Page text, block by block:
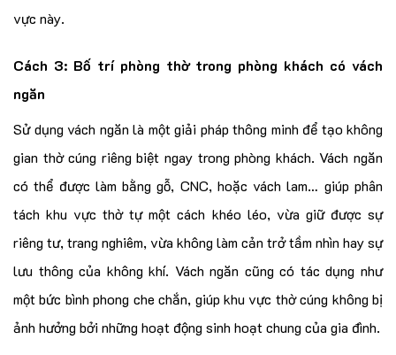
vực này.
Cách 3: Bố trí phòng thờ trong phòng khách có vách
ngăn
Sử dụng vách ngăn là một giải pháp thông minh để tạo không
gian thờ cúng riêng biệt ngay trong phòng khách. Vách ngăn
có thể được làm bằng gỗ, CNC, hoặc vách lam… giúp phân
tách khu vực thờ tự một cách khéo léo, vừa giữ được sự
riêng tư, trang nghiêm, vừa không làm cản trở tầm nhìn hay sự
lưu thông của không khí. Vách ngăn cũng có tác dụng như
một bức bình phong che chắn, giúp khu vực thờ cúng không bị
ảnh hưởng bởi những hoạt động sinh hoạt chung của gia đình.